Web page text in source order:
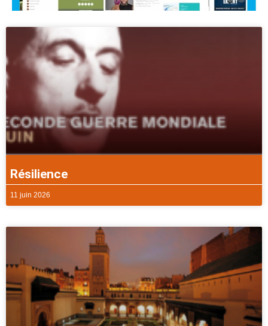
Résilience
11 juin 2026